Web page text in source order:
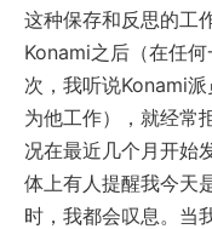
这种保存和反思的工
Konami之后（在任
次，我听说Konami
为他工作），就经常
况在最近几个月开始
体上有人提醒我今天
时，我都会叹息。当